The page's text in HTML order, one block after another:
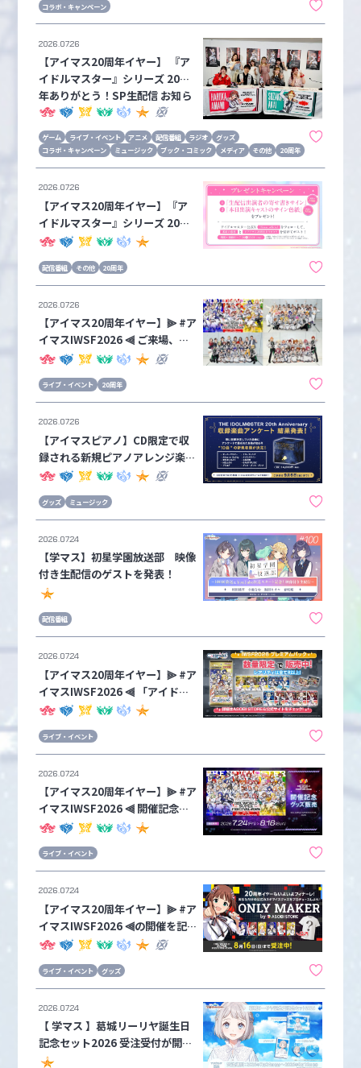
コラボ・キャンペーン
【アイマス20周年イヤー】 『ア
イドルマスター』シリーズ 20周
年ありがとう！SP生配信 お知ら
せまとめ
ゲーム ライブ・イベント アニメ 配信番組 ラジオ
グッズ
コラボ・キャンペーン
ミュージック ブック・コミック メディア その他 20周年
2026.07.26
【アイマス20周年イヤー】『ア
イドルマスター』シリーズ 20周
年ありがとう！SP生配信 抽選で
ト！
配信番組 その他 20周年
2026.07.26
【アイマス20周年イヤー】⫸ #ア
イマスIWSF2026 ⫷ ご来場、ご
視聴ありがとうございました！セ
発表の告知内容をお知らせ！配信
アーカイブチケットも発売中！
ライブ・イベント 20周年
2026.07.26
【アイマスピアノ】CD限定で収
録される新規ピアノアレンジ楽曲
が決定！ASOBI STOREにて予約
ーズ】
グッズ ミュージック
2026.07.26
【学マス】初星学園放送部 映像
付き生配信のゲストを発表！
配信番組
2026.07.24
【アイマス20周年イヤー】⫸ #ア
イマスIWSF2026 ⫷ 「アイドル
マスター カードフォリオ IWSF2
販とASOBI STOREで数量限定販
売スタート！！会場物販では関連
アイテムも販売中♪
ライブ・イベント
2026.07.24
【アイマス20周年イヤー】⫸ #ア
イマスIWSF2026 ⫷ 開催記念グ
ッズ販売が本日7月24日(金)より
ライブ・イベント
2026.07.24
【アイマス20周年イヤー】⫸ #ア
イマスIWSF2026 ⫷の開催を記
念して、出演アイドル43名のビ
ツ" と"トートバッグ" で登場🌟
ライブ・イベント グッズ
2026.07.24
【 学マス 】‎葛城リーリヤ誕生日
記念セット2026 受注受付が開
始！［8/16(日)まで］
2026.07.24